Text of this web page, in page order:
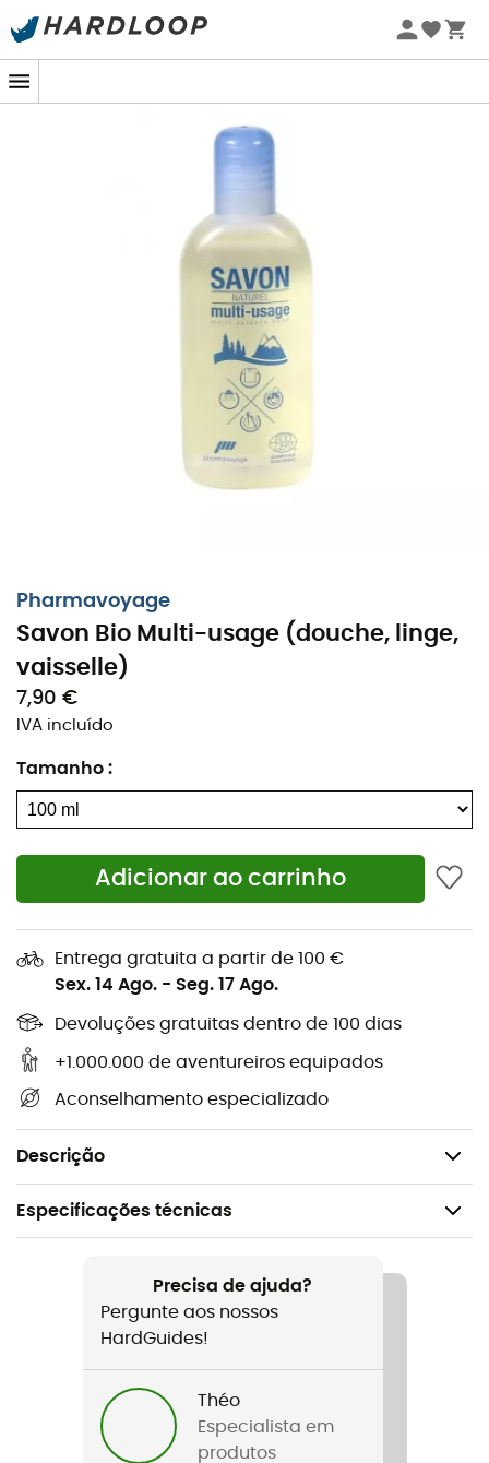
Promoções de verão 🔥 -5% EXTRA a partir de 2 produtos*
Pharmavoyage
Savon Bio Multi-usage (douche, linge,
vaisselle)
7,90 €
IVA incluído
Tamanho :
Adicionar ao carrinho
Entrega gratuita a partir de 100 €
Sex. 14 Ago. - Seg. 17 Ago.
Devoluções gratuitas dentro de 100 dias
+1.000.000 de aventureiros equipados
Aconselhamento especializado
Descrição
Este produtoé adequado para o corpo, cabelo, roupas
e louça.
Apreciamos particularmente o seuaspecto ecológico.
99,6% do total dos ingredientes são de origem natural e
10,91% do total dos ingredientes são provenientes da
Não utiliza álcool, fosfatos, corantes, perfumes, gordura
animal nem surfactantes sintéticos.
Um item indispensável para suas longas caminhadas e
trilhas do outro lado do mundo.
Pode ser usado com água doce (torrente, riacho)
ou em água do mar. Não é nocivo para o ambiente
máquina de lavar roupa.
Pode ser usado em crianças a partir de 30 meses.
Usa-se em pequenas quantidades e faz pouca
espuma. ½ tampa é suficiente para lavar a louça
(para 5 litros de água) e uma tampa para lavar a
Fabricação: à moda antiga segundo o método do
sabão de Marselha (cozido em caldeirão, à base
de óleo de palmiste bio, naturalmente
glicerinado),
superior a 8°.
Conteúdo: 100 ml,
Dimensões: 13,5 x 4,5 cm,
Composição: Aqua, potassium palm kernelate,
cellulose gum, glycerin, Elaeis guineensis oil,
Peso: 117 g.
Especificações técnicas
Caminhada / Trekking / Viagem / Alpinismo
Nome do produto
Savon Bio Multi-usage (douche, linge, vaisselle)
Precisa de ajuda?
Pergunte aos nossos
HardGuides!
Théo
Especialista em
produtos